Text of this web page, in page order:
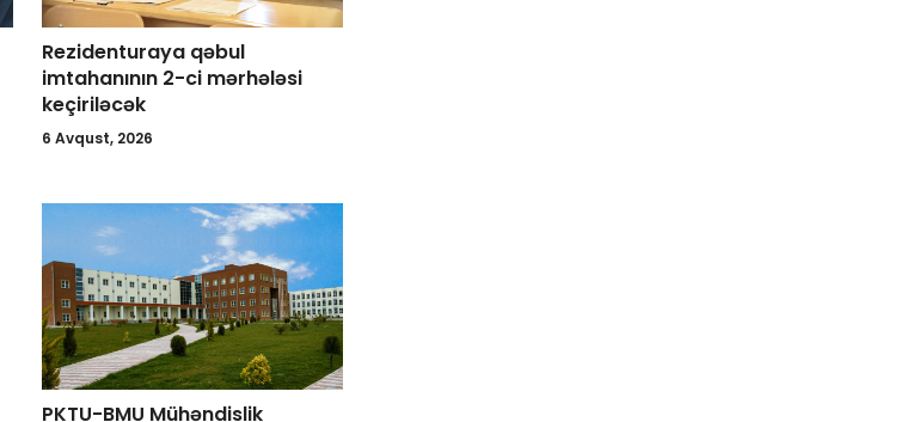
Rezidenturaya qəbul
imtahanının 2-ci mərhələsi
keçiriləcək
6 Avqust, 2026
PKTU-BMU Mühəndislik